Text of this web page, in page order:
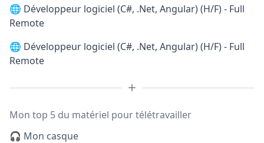
🌐 Développeur logiciel (C#, .Net, Angular) (H/F) - Full
Remote
🌐 Développeur logiciel (C#, .Net, Angular) (H/F) - Full
Remote
Mon top 5 du matériel pour télétravailler
🎧 Mon casque